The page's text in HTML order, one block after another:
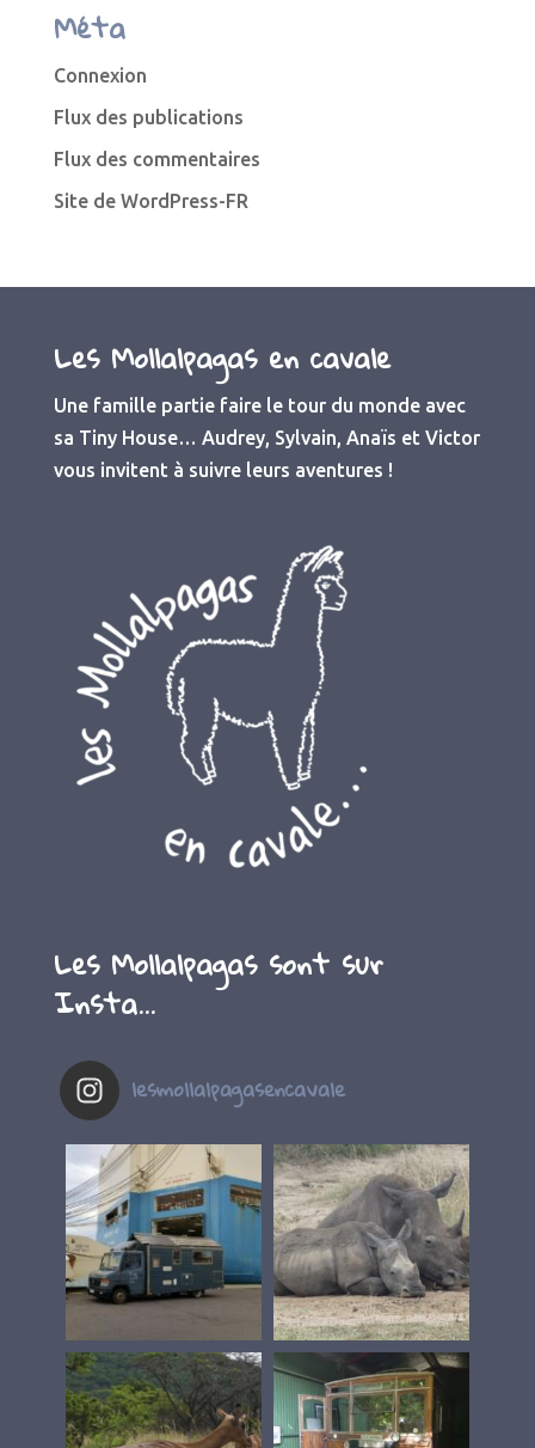
Méta
Connexion
Flux des publications
Flux des commentaires
Site de WordPress-FR
Les Mollalpagas en cavale
Une famille partie faire le tour du monde avec
sa Tiny House… Audrey, Sylvain, Anaïs et Victor
vous invitent à suivre leurs aventures !
Les Mollalpagas sont sur
Insta…
lesmollalpagasencavale